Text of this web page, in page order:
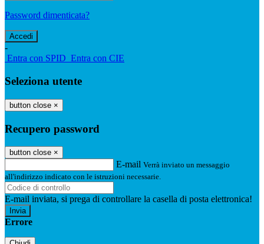
Password dimenticata?
-
Entra con SPID Entra con CIE
Seleziona utente
button close ×
Recupero password
button close ×
E-mail Verrà inviato un messaggio
all'indirizzo indicato con le istruzioni necessarie.
E-mail inviata, si prega di controllare la casella di posta elettronica!
Errore